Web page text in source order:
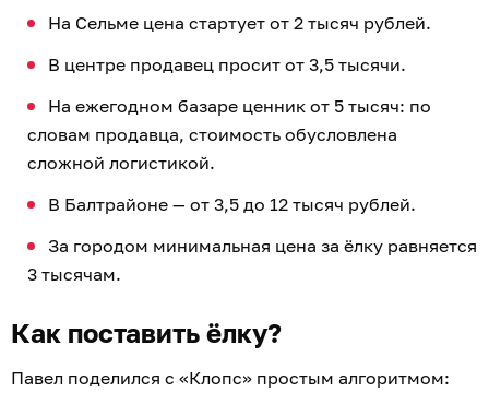
На Сельме цена стартует от 2 тысяч рублей.
В центре продавец просит от 3,5 тысячи.
На ежегодном базаре ценник от 5 тысяч: по
словам продавца, стоимость обусловлена
сложной логистикой.
В Балтрайоне — от 3,5 до 12 тысяч рублей.
За городом минимальная цена за ёлку равняется
3 тысячам.
Как поставить ёлку?
Павел поделился с «Клопс» простым алгоритмом: